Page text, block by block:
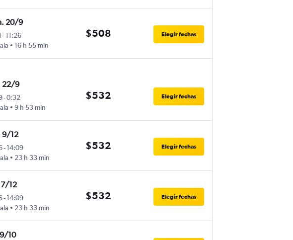
20/9
-11:26
16 h 55 min
$508 Elegir fechas
22/9
-0:32
9 h 53 min
$532 Elegir fechas
9/12
-14:09
23 h 33 min
$532 Elegir fechas
12
-14:09
23 h 33 min
$532 Elegir fechas
10